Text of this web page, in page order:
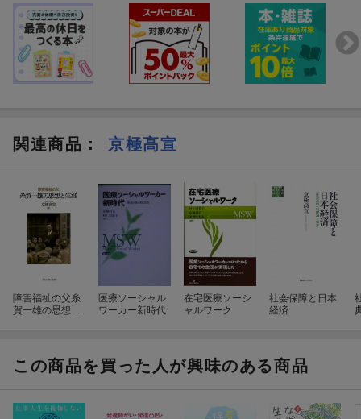
関連商品 ： 京極高宣
障害福祉の父糸
賀一雄の思想と
医療ソーシャル
ワーカー新時代
在宅医療ソーシ
ャルワーク
社会保障と日本
経済
この商品を買った人が興味のある商品